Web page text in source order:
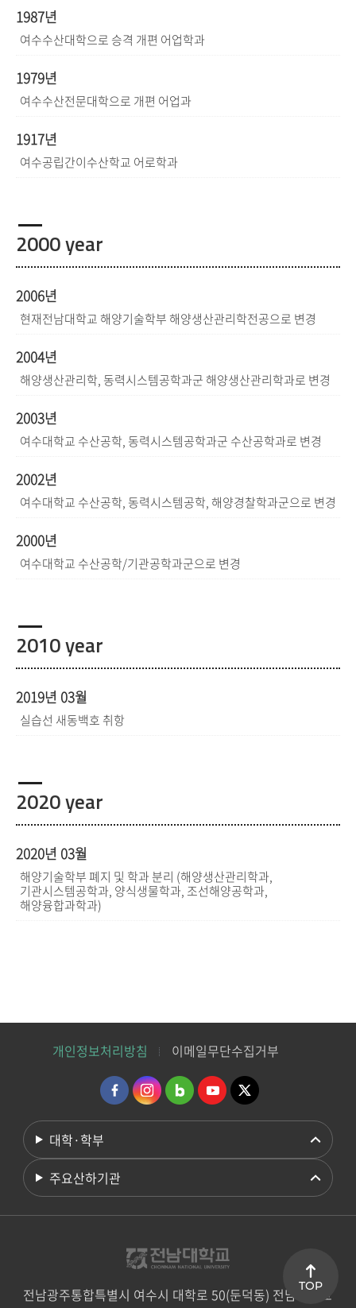
1987년
여수수산대학으로 승격 개편 어업학과
1979년
여수수산전문대학으로 개편 어업과
1917년
여수공립간이수산학교 어로학과
2000 year
2006년
현재전남대학교 해양기술학부 해양생산관리학전공으로 변경
2004년
해양생산관리학, 동력시스템공학과군 해양생산관리학과로 변경
2003년
여수대학교 수산공학, 동력시스템공학과군 수산공학과로 변경
2002년
여수대학교 수산공학, 동력시스템공학, 해양경찰학과군으로 변경
2000년
여수대학교 수산공학/기관공학과군으로 변경
2010 year
2019년 03월
실습선 새동백호 취항
2020 year
2020년 03월
해양기술학부 폐지 및 학과 분리 (해양생산관리학과,
기관시스템공학과, 양식생물학과, 조선해양공학과,
해양융합과학과)
개인정보처리방침 이메일무단수집거부
대학·학부
주요산하기관
전남광주통합특별시 여수시 대학로 50(둔덕동) 전남대학교
TOP